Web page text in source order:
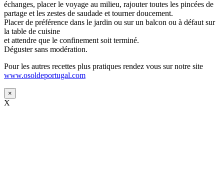
échanges, placer le voyage au milieu, rajouter toutes les pincées de
partage et les zestes de saudade et tourner doucement.
Placer de préférence dans le jardin ou sur un balcon ou à défaut sur
la table de cuisine
et attendre que le confinement soit terminé.
Déguster sans modération.
Pour les autres recettes plus pratiques rendez vous sur notre site
www.osoldeportugal.com
×
X